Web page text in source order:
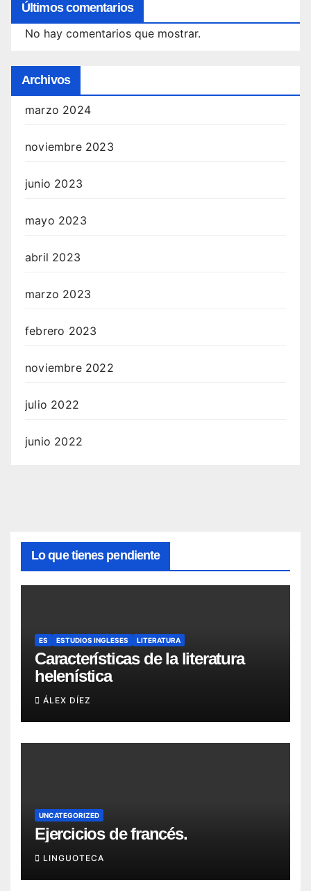
Últimos comentarios
No hay comentarios que mostrar.
Archivos
marzo 2024
noviembre 2023
junio 2023
mayo 2023
abril 2023
marzo 2023
febrero 2023
noviembre 2022
julio 2022
junio 2022
Lo que tienes pendiente
ES ESTUDIOS INGLESES LITERATURA
Características de la literatura
helenística
ÁLEX DÍEZ
UNCATEGORIZED
Ejercicios de francés.
LINGUOTECA